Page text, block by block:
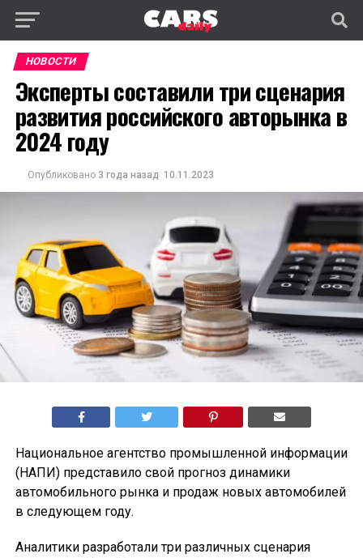
НОВОСТИ
Эксперты составили три сценария
развития российского авторынка в
2024 году
Опубликовано 3 года назад 10.11.2023
Национальное агентство промышленной информации
(НАПИ) представило свой прогноз динамики
автомобильного рынка и продаж новых автомобилей
в следующем году.
Аналитики разработали три различных сценария